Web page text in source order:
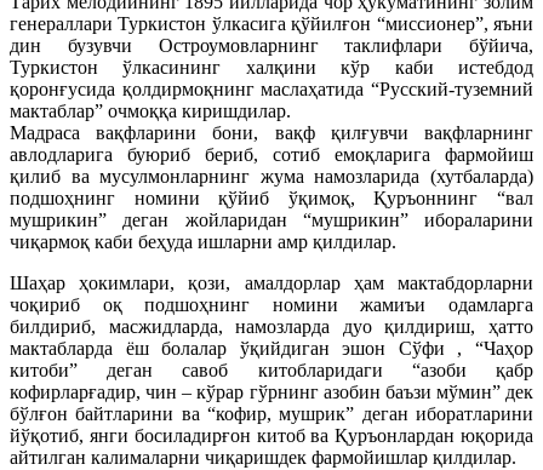
генераллари Туркистон ўлкасига қўйилғон “миссионер”, яъни
дин бузувчи Остроумовларнинг таклифлари бўйича,
Туркистон ўлкасининг халқини кўр каби истебдод
қоронғусида қолдирмоқнинг маслаҳатида “Русский-туземний
мактаблар” очмоққа киришдилар.
Мадраса вақфларини бони, вақф қилғувчи вақфларнинг
авлодларига буюриб бериб, сотиб емоқларига фармойиш
қилиб ва мусулмонларнинг жума намозларида (хутбаларда)
подшоҳнинг номини қўйиб ўқимоқ, Қуръоннинг “вал
мушрикин” деган жойларидан “мушрикин” ибораларини
чиқармоқ каби беҳуда ишларни амр қилдилар.
Шаҳар ҳокимлари, қози, амалдорлар ҳам мактабдорларни
чоқириб оқ подшоҳнинг номини жамиъи одамларга
билдириб, масжидларда, намозларда дуо қилдириш, ҳатто
мактабларда ёш болалар ўқийдиган эшон Сўфи , “Чаҳор
китоби” деган савоб китобларидаги “азоби қабр
кофирларғадир, чин – кўрар гўрнинг азобин баъзи мўмин” дек
бўлғон байтларини ва “кофир, мушрик” деган иборатларини
йўқотиб, янги босиладирғон китоб ва Қуръонлардан юқорида
айтилган калималарни чиқаришдек фармойишлар қилдилар.